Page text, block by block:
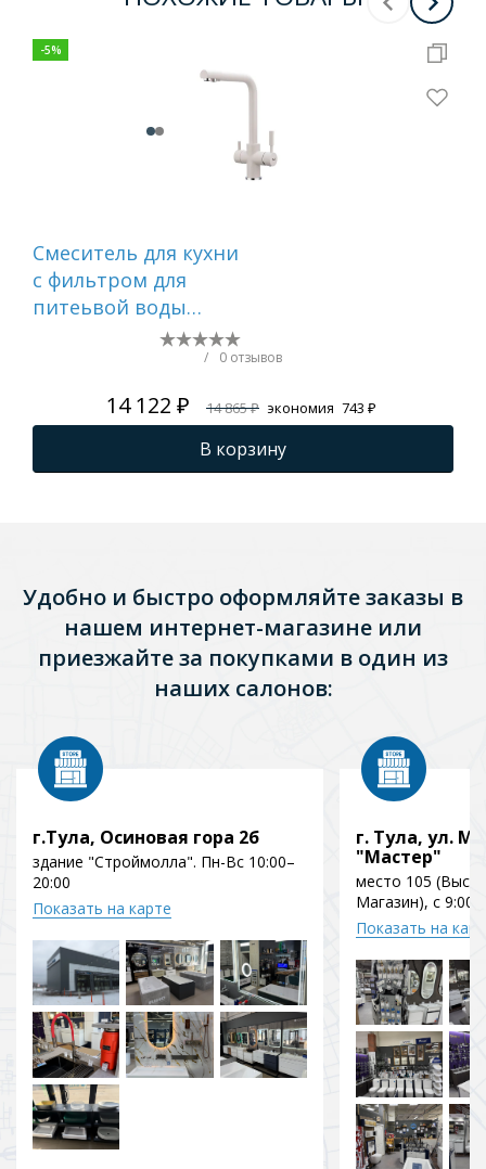
-5%
Смеситель для кухни
c фильтром для
питеьвой воды
молочный FRAP
/ 0 отзывов
14 122 ₽ 14 865 ₽ экономия 743 ₽
В корзину
Удобно и быстро оформляйте заказы в
нашем интернет-магазине или
приезжайте за покупками в один из
наших салонов:
г.Тула, Осиновая гора 2б
здание "Строймолла". Пн-Вс 10:00–
20:00
Показать на карте
г. Тула, ул.
"Мастер"
место 105
Магазин), с 9:00
Показать на